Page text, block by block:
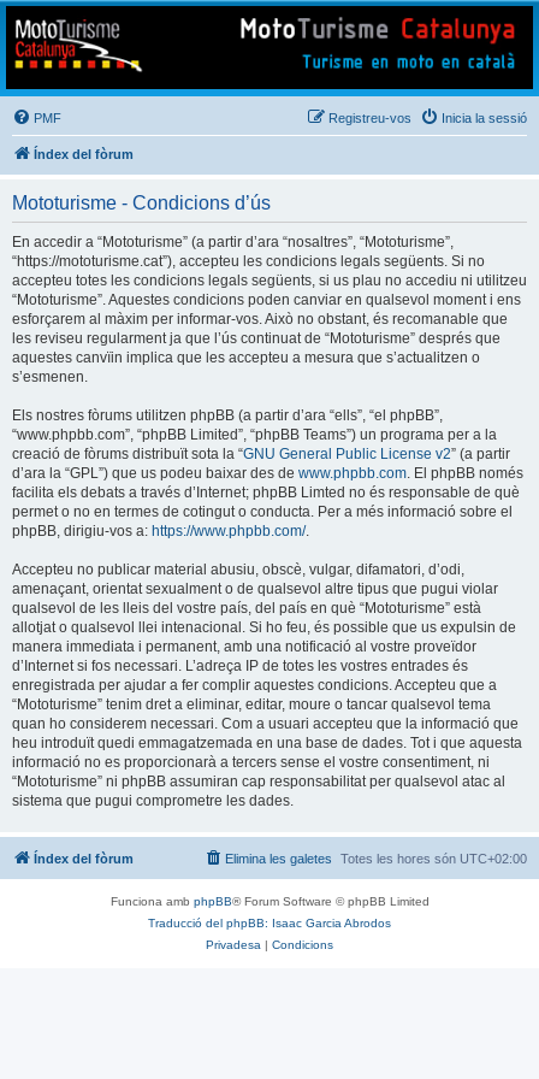
Mototurisme
Turisme en moto en català
PMF Inicia la sessió
Registreu-vos
Índex del fòrum
Mototurisme - Condicions d’ús
En accedir a “Mototurisme” (a partir d’ara “nosaltres”, “Mototurisme”,
“https://mototurisme.cat”), accepteu les condicions legals següents. Si no
accepteu totes les condicions legals següents, si us plau no accediu ni utilitzeu
“Mototurisme”. Aquestes condicions poden canviar en qualsevol moment i ens
esforçarem al màxim per informar-vos. Això no obstant, és recomanable que
les reviseu regularment ja que l’ús continuat de “Mototurisme” després que
aquestes canvïin implica que les accepteu a mesura que s’actualitzen o
s’esmenen.
Els nostres fòrums utilitzen phpBB (a partir d’ara “ells”, “el phpBB”,
“www.phpbb.com”, “phpBB Limited”, “phpBB Teams”) un programa per a la
creació de fòrums distribuït sota la “GNU General Public License v2” (a partir
d’ara la “GPL”) que us podeu baixar des de www.phpbb.com. El phpBB només
facilita els debats a través d’Internet; phpBB Limted no és responsable de què
permet o no en termes de cotingut o conducta. Per a més informació sobre el
phpBB, dirigiu-vos a: https://www.phpbb.com/.
Accepteu no publicar material abusiu, obscè, vulgar, difamatori, d’odi,
amenaçant, orientat sexualment o de qualsevol altre tipus que pugui violar
qualsevol de les lleis del vostre país, del país en què “Mototurisme” està
allotjat o qualsevol llei intenacional. Si ho feu, és possible que us expulsin de
manera immediata i permanent, amb una notificació al vostre proveïdor
d’Internet si fos necessari. L’adreça IP de totes les vostres entrades és
enregistrada per ajudar a fer complir aquestes condicions. Accepteu que a
“Mototurisme” tenim dret a eliminar, editar, moure o tancar qualsevol tema
quan ho considerem necessari. Com a usuari accepteu que la informació que
heu introduït quedi emmagatzemada en una base de dades. Tot i que aquesta
informació no es proporcionarà a tercers sense el vostre consentiment, ni
“Mototurisme” ni phpBB assumiran cap responsabilitat per qualsevol atac al
sistema que pugui comprometre les dades.
Índex del fòrum Totes les hores són UTC+02:00
Elimina les galetes
Funciona amb phpBB® Forum Software © phpBB Limited
Traducció del phpBB: Isaac Garcia Abrodos
Privadesa | Condicions